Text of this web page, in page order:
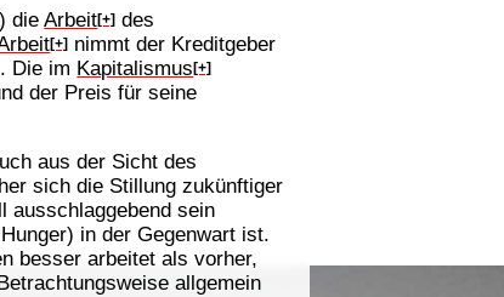
dieArbeit[+] des
[+] nimmt der Kreditgeber
Die im Kapitalismus[+]
der Preis für seine
aus der Sicht des
sich die Stillung zukünftiger
ausschlaggebend sein
in der Gegenwart ist.
besser arbeitet als vorher,
allgemein